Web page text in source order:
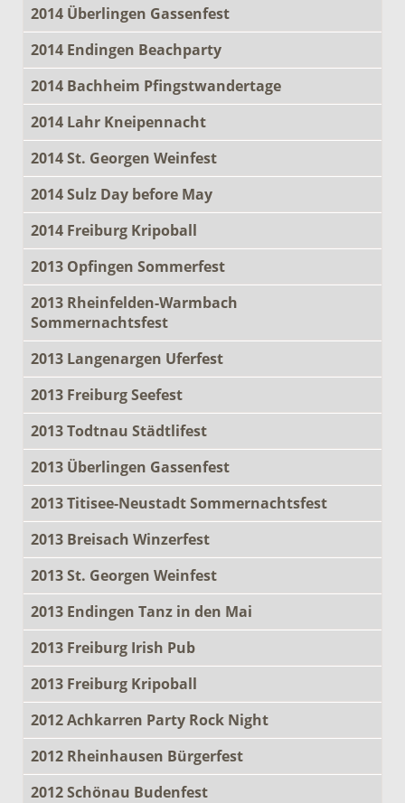
2014 Überlingen Gassenfest
2014 Endingen Beachparty
2014 Bachheim Pfingstwandertage
2014 Lahr Kneipennacht
2014 St. Georgen Weinfest
2014 Sulz Day before May
2014 Freiburg Kripoball
2013 Opfingen Sommerfest
2013 Rheinfelden-Warmbach
Sommernachtsfest
2013 Langenargen Uferfest
2013 Freiburg Seefest
2013 Todtnau Städtlifest
2013 Überlingen Gassenfest
2013 Titisee-Neustadt Sommernachtsfest
2013 Breisach Winzerfest
2013 St. Georgen Weinfest
2013 Endingen Tanz in den Mai
2013 Freiburg Irish Pub
2013 Freiburg Kripoball
2012 Achkarren Party Rock Night
2012 Rheinhausen Bürgerfest
2012 Schönau Budenfest